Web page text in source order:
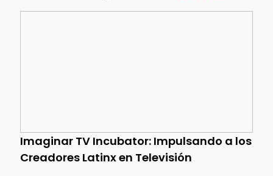
Imaginar TV Incubator: Impulsando a los
Creadores Latinx en Televisión